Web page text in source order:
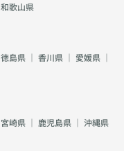
和歌山県
徳島県 ｜ 香川県 ｜ 愛媛県 ｜
宮崎県 ｜ 鹿児島県 ｜ 沖縄県